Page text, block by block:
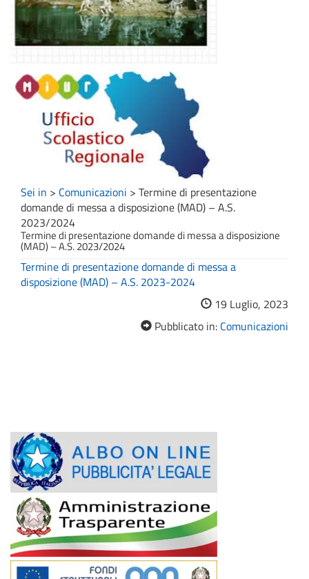
Sei in > Comunicazioni > Termine di presentazione
domande di messa a disposizione (MAD) – A.S.
2023/2024
Termine di presentazione domande di messa a disposizione
(MAD) – A.S. 2023/2024
Termine di presentazione domande di messa a
disposizione (MAD) – A.S. 2023-2024
19 Luglio, 2023
Pubblicato in: Comunicazioni